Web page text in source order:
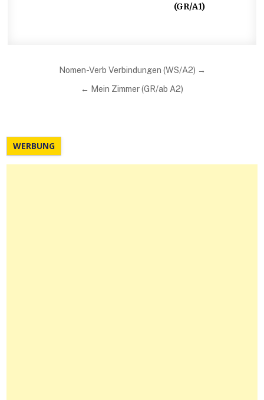
(GR/A1)
Beitragsnavigation
Nomen-Verb Verbindungen (WS/A2) →
← Mein Zimmer (GR/ab A2)
WERBUNG